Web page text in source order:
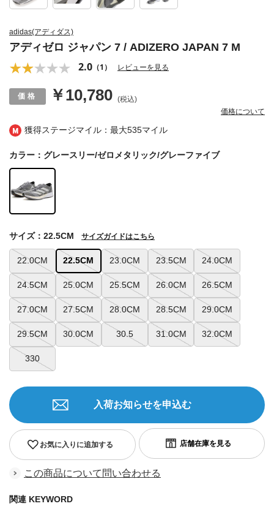
獲得ステージマイル：最大535マイル
adidas(アディダス)
アディゼロ ジャパン 7 / ADIZERO JAPAN 7 M
2.0 （1） レビューを見る
￥10,780 (税込)
価格について
カラー：グレースリー/ゼロメタリック/グレーファイブ
22.0CM 22.5CM 23.0CM 23.5CM 24.0CM
24.5CM 25.0CM 25.5CM 26.0CM 26.5CM
27.0CM 27.5CM 28.0CM 28.5CM 29.0CM
29.5CM 30.0CM 30.5 31.0CM 32.0CM
330
サイズ：22.5CM サイズガイドはこちら
お気に入りに追加する
入荷お知らせを申込む
この商品について問い合わせる
関連 KEYWORD